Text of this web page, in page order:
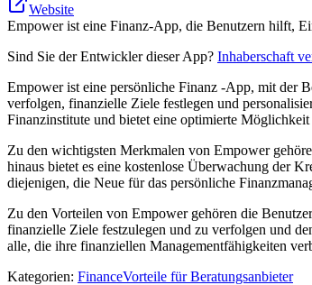
Website
Empower ist eine Finanz-App, die Benutzern hilft,
Sind Sie der Entwickler dieser App? Inhaberschaft
Empower ist eine persönliche Finanz -App, mit der
verfolgen, finanzielle Ziele festlegen und
Finanzinstitute und bietet eine optimierte
Zu den wichtigsten Merkmalen von Empower
hinaus bietet es eine kostenlose Überwachung der
diejenigen, die Neue für das persönliche
Zu den Vorteilen von Empower gehören die
finanzielle Ziele festzulegen und zu verfolgen und
alle, die ihre finanziellen Managementfähigkeiten
Kategorien: FinanceVorteile für Beratungsanbieter